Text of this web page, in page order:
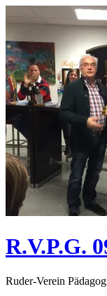
zum
Inhalt
R.V.P.G.
Ruder-Verein